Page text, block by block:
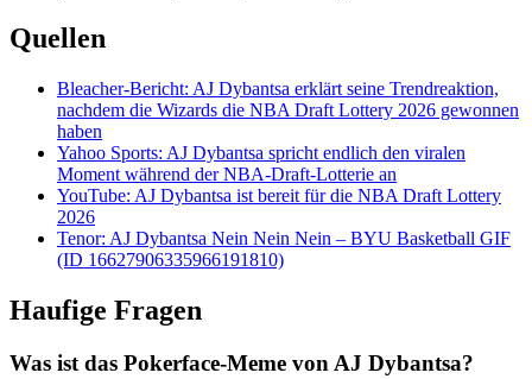
Quellen
Bleacher-Bericht: AJ Dybantsa erklärt seine Trendreaktion,
nachdem die Wizards die NBA Draft Lottery 2026 gewonnen
haben
Yahoo Sports: AJ Dybantsa spricht endlich den viralen
Moment während der NBA-Draft-Lotterie an
YouTube: AJ Dybantsa ist bereit für die NBA Draft Lottery
2026
Tenor: AJ Dybantsa Nein Nein Nein – BYU Basketball GIF
(ID 16627906335966191810)
Haufige Fragen
Was ist das Pokerface-Meme von AJ Dybantsa?